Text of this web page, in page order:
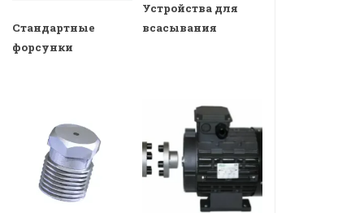
Стандартные
форсунки
Устройства для
всасывания